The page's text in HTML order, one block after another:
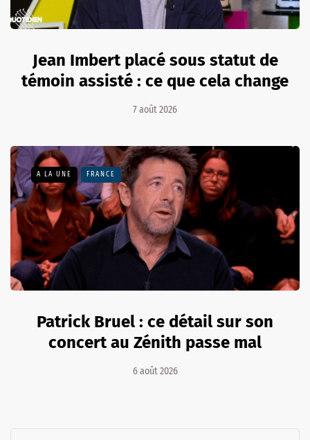
Jean Imbert placé sous statut de
témoin assisté : ce que cela change
7 août 2026
A LA UNE FRANCE
Patrick Bruel : ce détail sur son
concert au Zénith passe mal
6 août 2026